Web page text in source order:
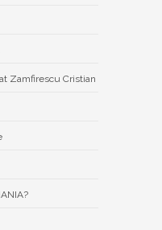
Zamfirescu Cristian